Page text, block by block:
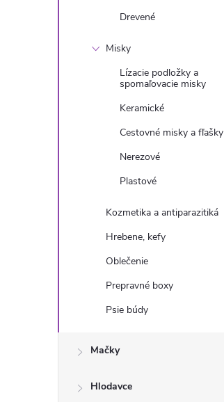
Drevené
Misky
Lízacie podložky a
spomaľovacie misky
Keramické
Cestovné misky a fľašky
Nerezové
Plastové
Kozmetika a antiparazitiká
Hrebene, kefy
Oblečenie
Prepravné boxy
Psie búdy
Mačky
Hlodavce